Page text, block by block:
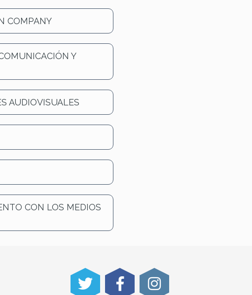
COMPANY
Y
AUDIOVISUALES
CON LOS MEDIOS